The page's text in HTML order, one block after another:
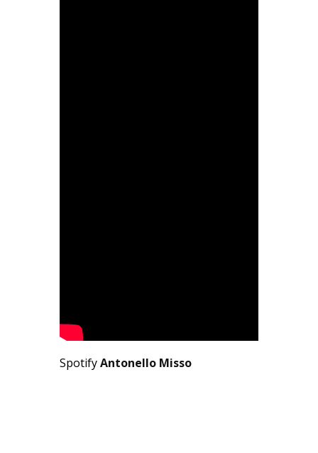
SpotifyAntonello Misso